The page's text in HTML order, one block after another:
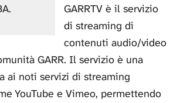
GARRTV è il servizio
di streaming di
contenuti audio/video
GARR. Il servizio è una
ai noti servizi di streaming
YouTube e Vimeo, permettendo